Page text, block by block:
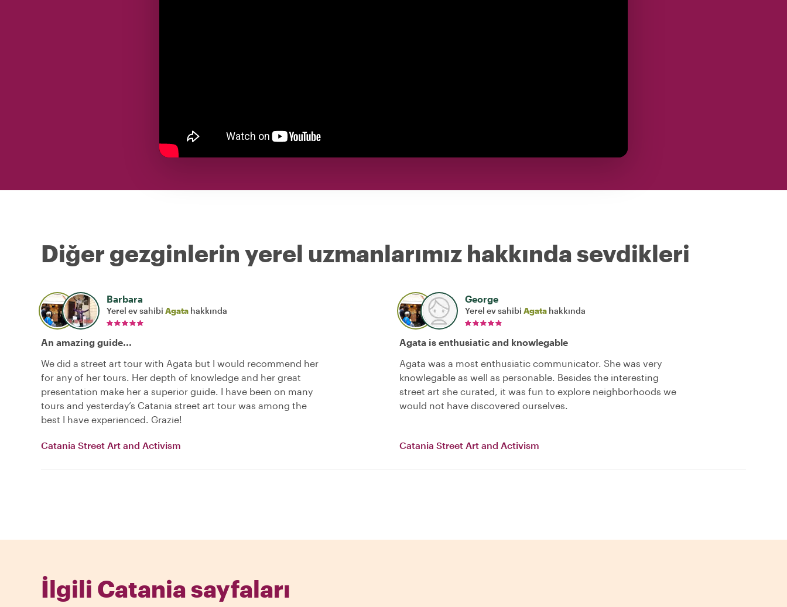
Diğer gezginlerin yerel uzmanlarımız hakkında sevdikleri
Barbara
Yerel ev sahibi Agata hakkında
An amazing guide...
We did a street art tour with Agata but I would recommend her
for any of her tours. Her depth of knowledge and her great
presentation make her a superior guide. I have been on many
tours and yesterday’s Catania street art tour was among the
best I have experienced. Grazie!
Catania Street Art and Activism
George
Yerel ev sahibi Agata hakkında
Agata is enthusiatic and knowlegable
Agata was a most enthusiatic communicator. She was very
knowlegable as well as personable. Besides the interesting
street art she curated, it was fun to explore neighborhoods we
would not have discovered ourselves.
Catania Street Art and Activism
İlgili Catania sayfaları